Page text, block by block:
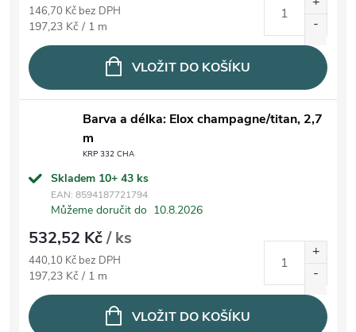
146,70 Kč bez DPH
Měrná cena:
197,23 Kč / 1 m
VLOŽIT DO KOŠÍKU
Barva a délka: Elox champagne/titan, 2,7
m
KRP 332 CHA
Skladem 10+ 43 ks
EAN: 8594187721794
Můžeme doručit do 10.8.2026
532,52 Kč/ ks
440,10 Kč bez DPH
Měrná cena:
197,23 Kč / 1 m
VLOŽIT DO KOŠÍKU